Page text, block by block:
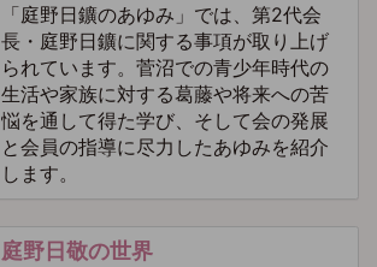
「庭野日鑛のあゆみ」では、第2代会
長・庭野日鑛に関する事項が取り上げ
られています。菅沼での青少年時代の
生活や家族に対する葛藤や将来への苦
悩を通して得た学び、そして会の発展
と会員の指導に尽力したあゆみを紹介
します。
庭野日敬の世界